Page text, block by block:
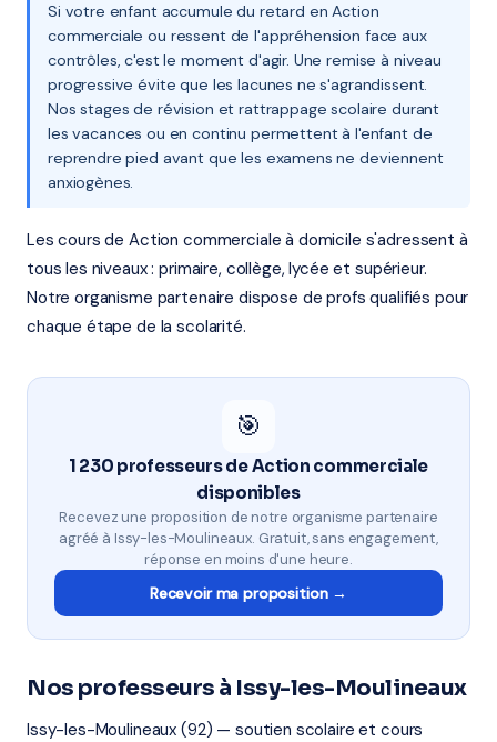
Si votre enfant accumule du retard en Action
commerciale ou ressent de l'appréhension face aux
contrôles, c'est le moment d'agir. Une remise à niveau
progressive évite que les lacunes ne s'agrandissent.
Nos stages de révision et rattrappage scolaire durant
les vacances ou en continu permettent à l'enfant de
reprendre pied avant que les examens ne deviennent
anxiogènes.
Les cours de Action commerciale à domicile s'adressent à
tous les niveaux : primaire, collège, lycée et supérieur.
Notre organisme partenaire dispose de profs qualifiés pour
chaque étape de la scolarité.
🎯
1 230 professeurs de Action commerciale
disponibles
Recevez une proposition de notre organisme partenaire
agréé à Issy-les-Moulineaux. Gratuit, sans engagement,
réponse en moins d'une heure.
Recevoir ma proposition →
Nos professeurs à Issy-les-Moulineaux
Issy-les-Moulineaux (92) — soutien scolaire et cours